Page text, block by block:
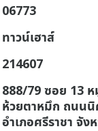
06773
ทาวน์เฮาส์
214607
888/79 ซอย 13
ห้วยตาหมึก ถนนนิ
อำเภอศรีราชา จัง